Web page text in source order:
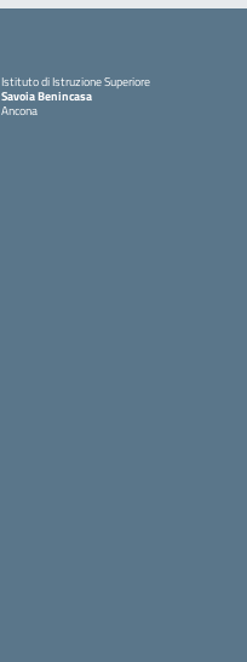
Istituto di Istruzione Superiore
Savoia Benincasa
Ancona